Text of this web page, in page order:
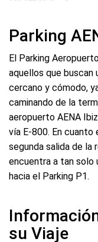
Parking
El Parking
aquellos que buscan
cercano y cómodo,
caminando de la
aeropuerto AENA
vía E-800. En
segunda salida de la
encuentra a tan solo
hacia el Parking P1.
su Viaje